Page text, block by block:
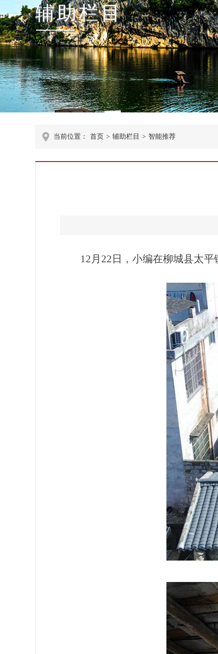
辅助栏目
当前位置： 首页 > 辅助栏目 > 智能推荐
12月22日，小编在柳城县太